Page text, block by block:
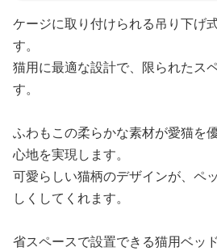
ケージに取り付けられる吊り下げ
す。
猫用に最適な設計で、限られたス
す。
ふわもこの柔らかな素材が愛猫を
心地を実現します。
可愛らしい猫柄のデザインが、ペ
しくしてくれます。
省スペースで設置できる猫用ベッ